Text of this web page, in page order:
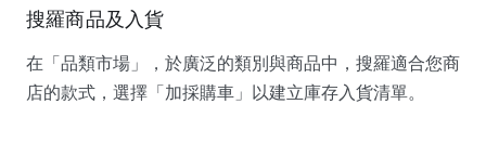
搜羅商品及入貨
在「品類市場」，於廣泛的類別與商品中，搜羅適合您商
店的款式，選擇「加採購車」以建立庫存入貨清單。